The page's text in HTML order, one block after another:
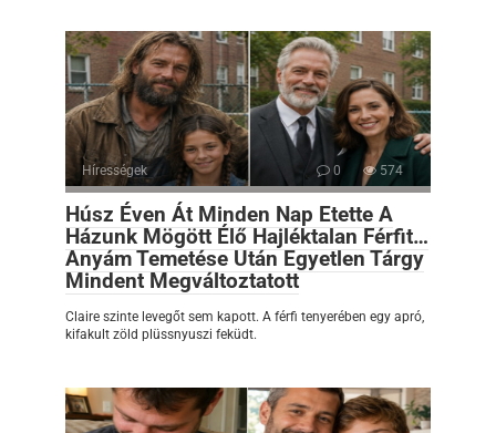
Hírességek 0 574
Húsz Éven Át Minden Nap Etette A
Házunk Mögött Élő Hajléktalan Férfit…
Anyám Temetése Után Egyetlen Tárgy
Mindent Megváltoztatott
Claire szinte levegőt sem kapott. A férfi tenyerében egy apró,
kifakult zöld plüssnyuszi feküdt.